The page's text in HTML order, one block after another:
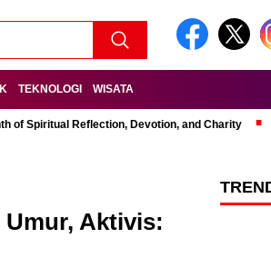
TEKNOLOGI WISATA
of Spiritual Reflection, Devotion, and Charity
Aktivis: